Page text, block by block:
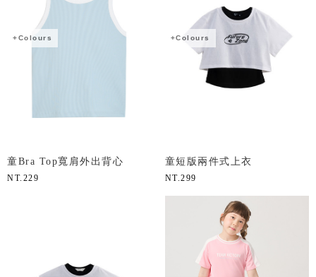
+Colours
童Bra Top寬肩外出背心
NT. 229
+Colours
童短版兩件式上衣
NT.299